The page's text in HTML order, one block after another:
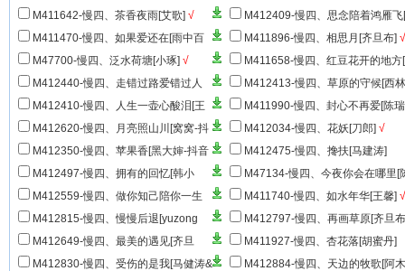
静-情歌对唱]
音版] √
M411642-慢四、茶香夜雨[艾歌] √
M412409-慢四、思念陪着鸿雁飞
旦布] √
M411470-慢四、如果爱还在[雨中百
合]
√
M411896-慢四、相思月[齐旦布] √
M47700-慢四、泛水荷塘[小琢] √
M411658-慢四、红豆花开的地方
瑞]
√
M412440-慢四、走错过路爱错过人
[王爱华] √
M412413-慢四、草原的守候[西
娅]
√
M412410-慢四、人生一壶心酸泪[王
爱华] √
M411990-慢四、封心不再爱[陈
M412620-慢四、月亮照山川[窝窝-抖
音热搜] √
M412034-慢四、花妖[刀郎] √
M412350-慢四、苹果香[黑大婶-抖音
神曲] √
M412475-慢四、搀扶[马建涛]
M412497-慢四、拥有的回忆[韩小
欠]
√
M47134-慢四、今夜你会在哪里[
瑞]
√
M412559-慢四、做你知己陪你一生
[金钰儿] √
M411740-慢四、如水年华[王馨] √
M412815-慢四、慢慢后退[yuzong
lay]
M412797-慢四、再画草原[齐旦
M412649-慢四、最美的遇见[齐旦
布-2025版] √
M411927-慢四、杏花落[胡蜜丹]
M412830-慢四、受伤的是我[马健涛&
M412884-慢四、天边的牧歌[阿木